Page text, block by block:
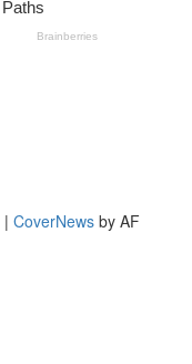
| CoverNews by AF